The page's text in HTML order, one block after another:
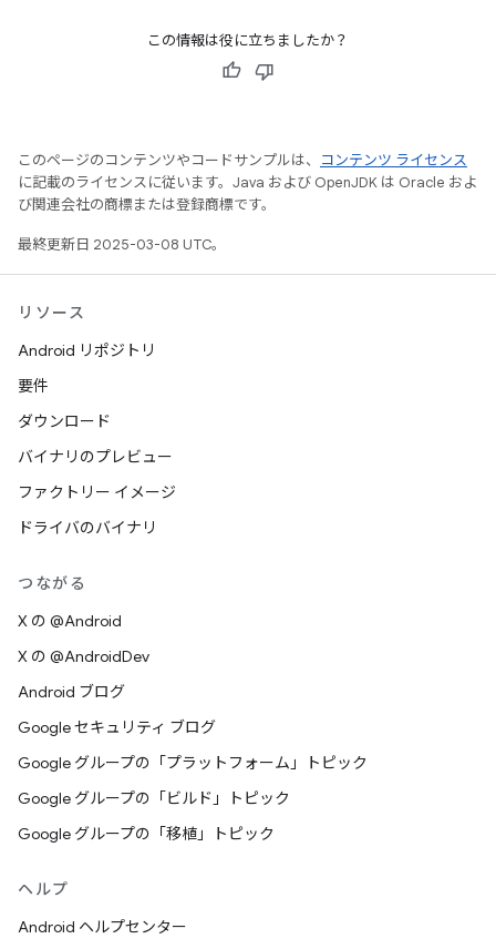
この情報は役に立ちましたか？
このページのコンテンツやコードサンプルは、
コンテンツ ライセンス
に記載のライセンスに従います。Java および OpenJDK は Oracle およ
び関連会社の商標または登録商標です。
最終更新日 2025-03-08 UTC。
リソース
Android リポジトリ
要件
ダウンロード
バイナリのプレビュー
ファクトリー イメージ
ドライバのバイナリ
つながる
X の @Android
X の @AndroidDev
Android ブログ
Google セキュリティ ブログ
Google グループの「プラットフォーム」トピック
Google グループの「ビルド」トピック
Google グループの「移植」トピック
ヘルプ
Android ヘルプセンター